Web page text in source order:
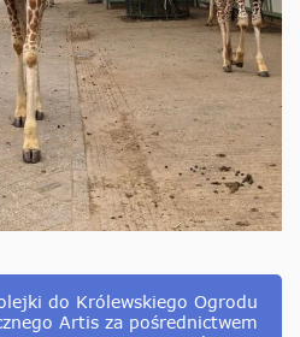
do Królewskiego Ogrodu
Artis za pośrednictwem